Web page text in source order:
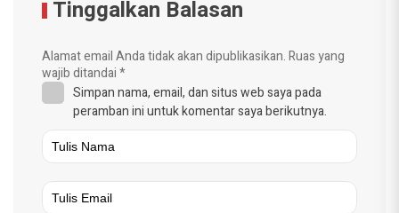
Tinggalkan Balasan
Alamat email Anda tidak akan dipublikasikan.Ruas yang
wajib ditandai*
Simpan nama, email, dan situs web saya pada
peramban ini untuk komentar saya berikutnya.